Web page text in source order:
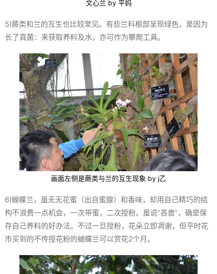
文心兰 by 平妈
5)蕨类和兰的互生也比较常见。有些兰科根部呈现绿色，是因为
长了真菌：来获取养料及水，亦可作为攀爬工具。
画面左侧是蕨类与兰的互生现象 by j乙
6)蝴蝶兰，虽无无花蜜（出自蜜腺）和香味，却用自己精巧的结
构不浪费一点机会，一次带蜜，二次授粉。虽说“吝啬”，确是保
存自己养料的好办法。不过一旦授粉，花朵立即凋谢，但平时花
市买到的不传授花粉的蝴蝶兰可以赏花2个月。